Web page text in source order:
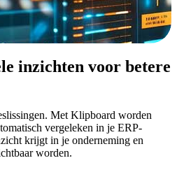
inzichten voor betere
Met Klipboard worden
vergeleken in je ERP-
krijgt in je onderneming en
worden.